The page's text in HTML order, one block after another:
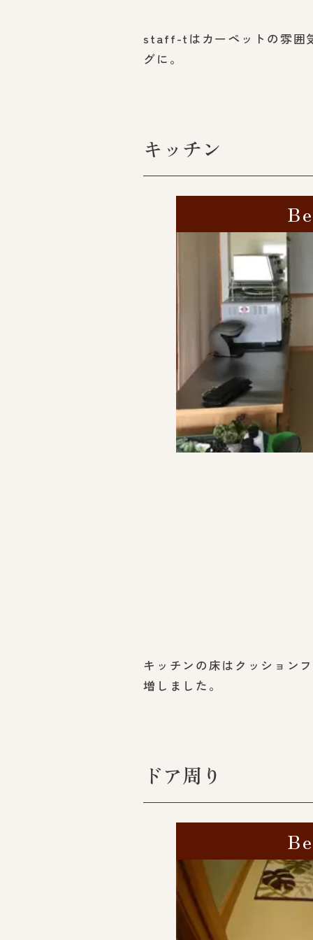
staff-tはカーペットの雰囲
グに。
キッチン
キッチンの床はクッション
増しました。
ドア周り